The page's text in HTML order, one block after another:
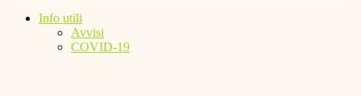
Info utili
Avvisi
COVID-19